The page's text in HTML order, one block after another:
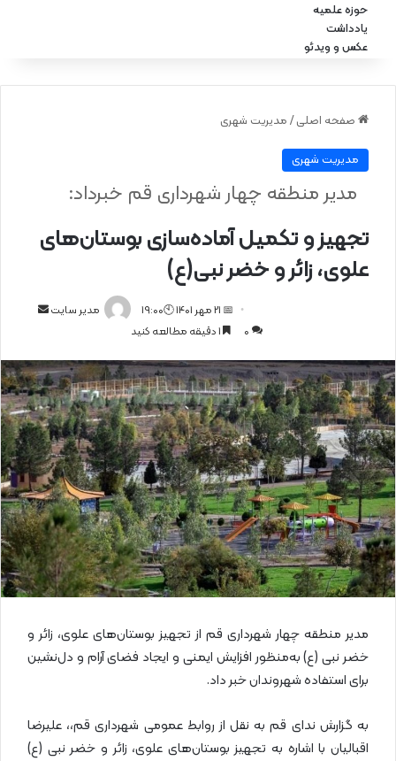
حوزه علمیه
یادداشت
عکس و ویدئو
صفحه اصلی / مدیریت شهری
مدیریت شهری
تجهیز و تکمیل آماده‌سازی بوستان‌های
علوی، زائر و خضر نبی(ع)
مدیر منطقه چهار شهرداری قم خبرداد:
مدیر سایت
ا
ل
ا
ی
م
ی
ل
📅 21 مهر 1401 🕙19:00
0
مدیر منطقه چهار شهرداری قم از تجهیز بوستان‌های علوی، زائر و
خضر نبی (ع) به‌منظور افزایش ایمنی و ایجاد فضای آرام و دل‌نشین
برای استفاده شهروندان خبر داد.
به گزارش ندای قم به نقل از روابط عمومی شهرداری قم،، علیرضا
اقبالیان با اشاره به تجهیز بوستان‌های علوی، زائر و خضر نبی (ع)